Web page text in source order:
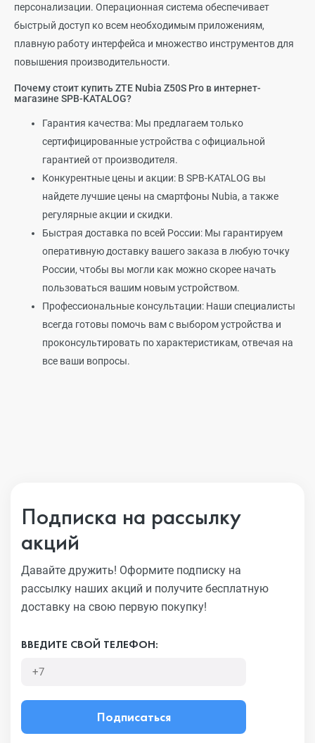
персонализации. Операционная система обеспечивает
быстрый доступ ко всем необходимым приложениям,
плавную работу интерфейса и множество инструментов для
повышения производительности.
Почему стоит купить ZTE Nubia Z50S Pro в интернет-
магазине SPB-KATALOG?
Гарантия качества: Мы предлагаем только
сертифицированные устройства с официальной
гарантией от производителя.
Конкурентные цены и акции: В SPB-KATALOG вы
найдете лучшие цены на смартфоны Nubia, а также
регулярные акции и скидки.
Быстрая доставка по всей России: Мы гарантируем
оперативную доставку вашего заказа в любую точку
России, чтобы вы могли как можно скорее начать
пользоваться вашим новым устройством.
Профессиональные консультации: Наши специалисты
всегда готовы помочь вам с выбором устройства и
проконсультировать по характеристикам, отвечая на
все ваши вопросы.
Подписка на рассылку
акций
Давайте дружить! Оформите подписку на
рассылку наших акций и получите бесплатную
доставку на свою первую покупку!
ВВЕДИТЕ СВОЙ ТЕЛЕФОН:
Подписаться